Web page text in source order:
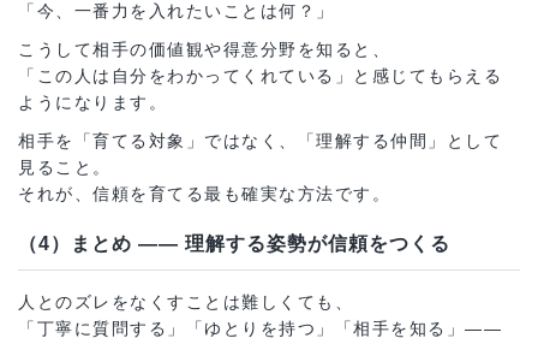
「今、一番力を入れたいことは何？」
こうして相手の価値観や得意分野を知ると、
「この人は自分をわかってくれている」と感じてもらえる
ようになります。
相手を「育てる対象」ではなく、「理解する仲間」として
見ること。
それが、信頼を育てる最も確実な方法です。
（4）まとめ ―― 理解する姿勢が信頼をつくる
人とのズレをなくすことは難しくても、
「丁寧に質問する」「ゆとりを持つ」「相手を知る」――